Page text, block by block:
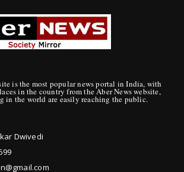
is the most popular news portal in India, with
in the country from the Aber News website,
in the world are easily reaching the public.
Dwivedi